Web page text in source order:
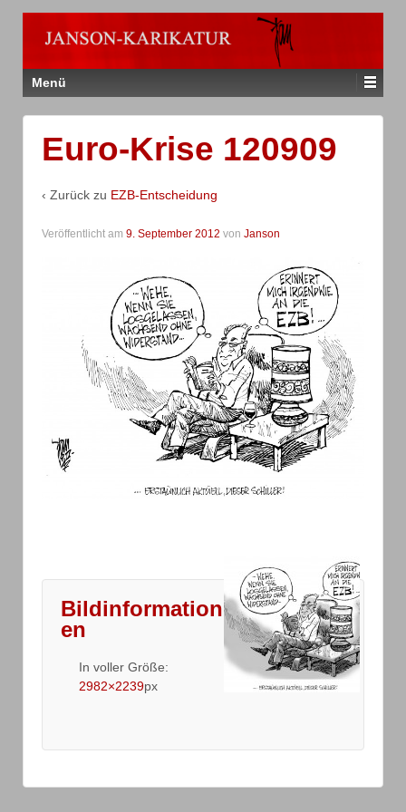
Menü
Euro-Krise 120909
‹ Zurück zu EZB-Entscheidung
Veröffentlicht am 9. September 2012 von Janson
Bildinformation
en
In voller Größe:
2982×2239px